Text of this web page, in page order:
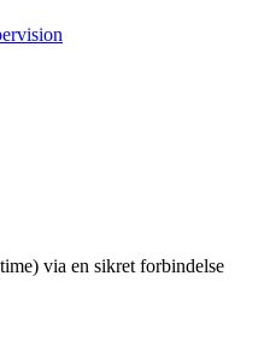
via en sikret forbindelse